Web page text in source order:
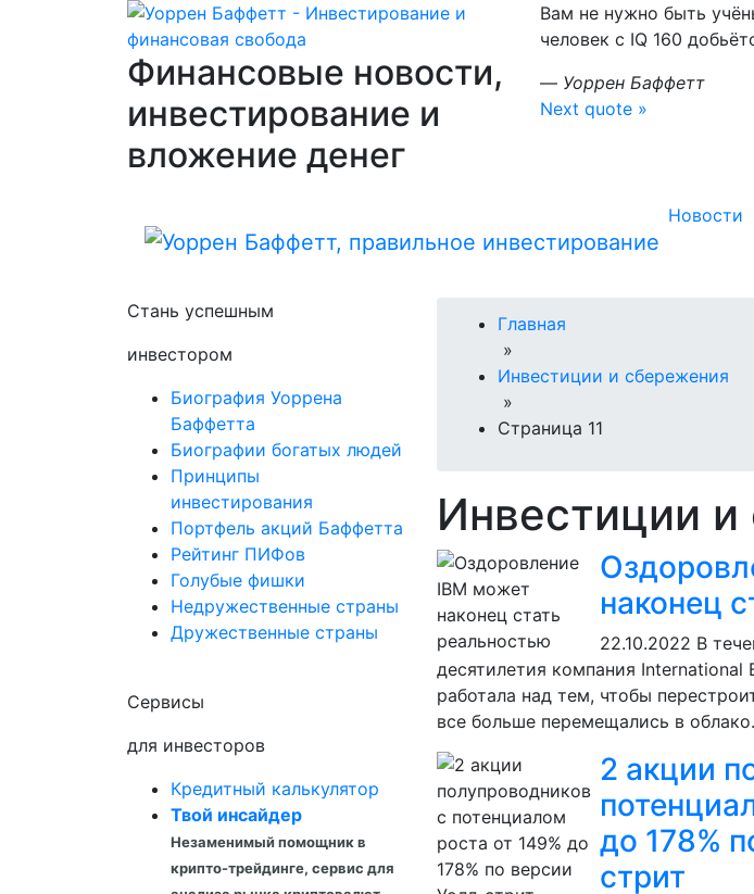
Финансовые новости,
инвестирование и
вложение денег
Вам не нужно быть
человек с IQ 160
— Уоррен Баффетт
Next quote »
Новости
Стань успешным
инвестором
Биография Уоррена
Баффетта
Биографии богатых людей
Принципы
инвестирования
Портфель акций Баффетта
Рейтинг ПИФов
Голубые фишки
Недружественные страны
Дружественные страны
Сервисы
для инвесторов
Кредитный калькулятор
Твой инсайдер
Незаменимый помощник в
крипто-трейдинге, сервис для
Главная
»
Инвестиции и сбережения
»
Страница 11
Инвестиции
наконец
22.10.2022 В
десятилетия компания International
работала над тем, чтобы
все больше перемещались в
2 акции
до 178%
стрит